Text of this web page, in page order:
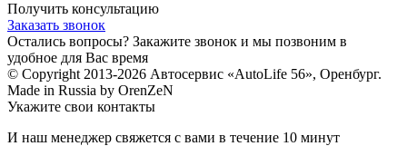
Получить консультацию
Заказать звонок
Остались вопросы? Закажите звонок и мы позвоним в
удобное для Вас время
© Copyright 2013-2026 Автосервис «AutoLife 56», Оренбург.
Made in Russia by OrenZeN
Укажите свои контакты
И наш менеджер свяжется с вами в течение 10 минут